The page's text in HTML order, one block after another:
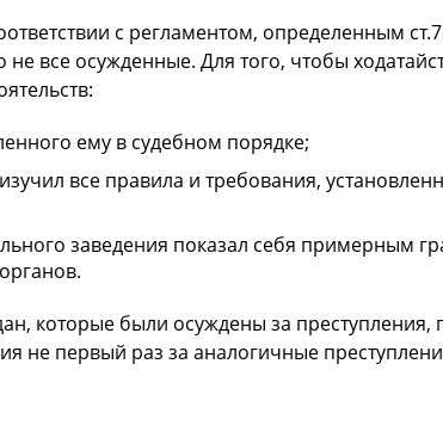
с регламентом, определенным
все осужденные. Для того, чтобы
ему в судебном порядке;
все правила и требования,
заведения показал себя примерным
которые были осуждены за
не первый раз за аналогичные